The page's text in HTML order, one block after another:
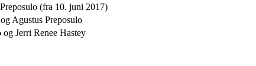
(fra 10. juni 2017)
Agustus Preposulo
Jerri Renee Hastey